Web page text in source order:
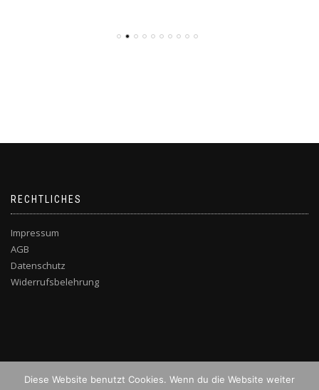
RECHTLICHES
Impressum
AGB
Datenschutz
Widerrufsbelehrung
Diese Website benutzt Cookies. Wenn du die Website weiter